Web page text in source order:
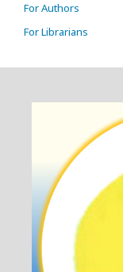
For Authors
For Librarians